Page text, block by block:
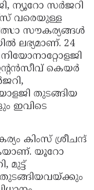
ന്യൂറോ സർജറി
വരെയുള്ള
സൗകര്യങ്ങൾ
ലഭ്യമാണ്. 24
കെയർ
തുടങ്ങിയ
ഇവിടെ
കിംസ് ശ്രീചന്ദ്
യൂറോ
മുട്ട്
തുടങ്ങിയവയ്ക്കും